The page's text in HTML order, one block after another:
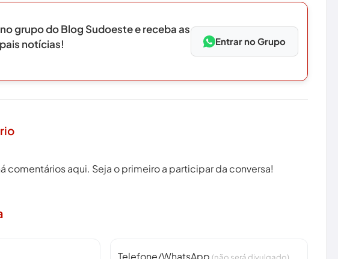
grupo do Blog Sudoeste e receba as
notícias!
Entrar no Grupo
comentários aqui. Seja o primeiro a participar da conversa!
Telefone/WhatsApp (não será divulgado)